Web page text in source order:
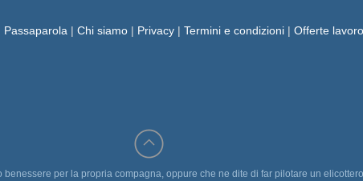
Passaparola | Chi siamo | Privacy | Termini e condizioni | Offerte lavoro
per la propria compagna, oppure che ne dite di far pilotare un